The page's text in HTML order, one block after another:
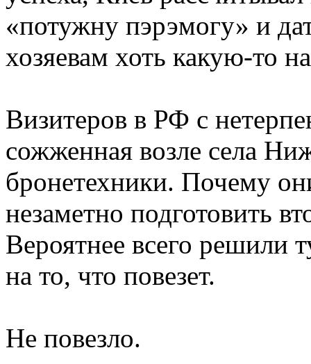
«потужну пэрэмогу» и
хозяевам хоть какую-то
Визитеров в РФ с
сожженная возле села
бронетехники. Почему
незаметно подготовить
Вероятнее всего решили
на то, что повезет.
Не повезло.